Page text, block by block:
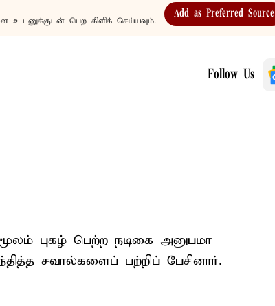
உடனுக்குடன் பெற கிளிக் செய்யவும்.
Add as Preferred Source
Follow Us
புகழ் பெற்ற நடிகை அனுபமா
சவால்களைப் பற்றிப் பேசினார்.